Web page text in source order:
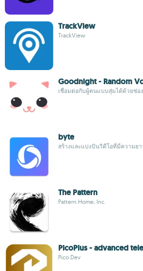
TrackView
TrackView
Goodnight - Random
เชื่อมต่อกับผู้คนแบบสุ่มได้ด้วยช่อ
byte
สร้างและแบ่งปันวิดีโอที่มีความย
The Pattern
Pattern Home, Inc.
PicoPlus - advanced
Pico Dev